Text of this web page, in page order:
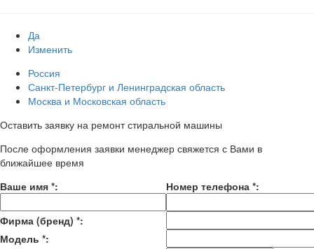
Да
Изменить
Россия
Санкт-Петербург и Ленинградская область
Москва и Московская область
Оставить заявку на ремонт стиральной машины
После оформления заявки менеджер свяжется с Вами в
ближайшее время
Ваше имя *: Номер телефона *:
Фирма (бренд) *:
Модель *: